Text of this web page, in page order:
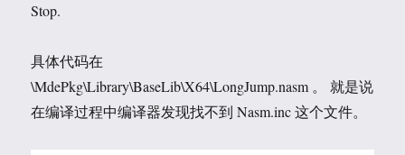
Stop.
具体代码在
\MdePkg\Library\BaseLib\X64\LongJump.nasm 。 就是说
在编译过程中编译器发现找不到 Nasm.inc 这个文件。